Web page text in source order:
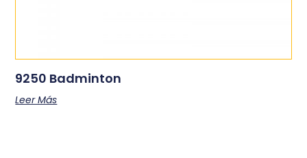
9250 Badminton
Leer Más